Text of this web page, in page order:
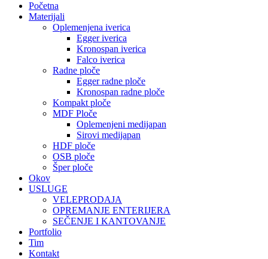
Početna
Materijali
Oplemenjena iverica
Egger iverica
Kronospan iverica
Falco iverica
Radne ploče
Egger radne ploče
Kronospan radne ploče
Kompakt ploče
MDF Ploče
Oplemenjeni medijapan
Sirovi medijapan
HDF ploče
OSB ploče
Šper ploče
Okov
USLUGE
VELEPRODAJA
OPREMANJE ENTERIJERA
SEČENJE I KANTOVANJE
Portfolio
Tim
Kontakt